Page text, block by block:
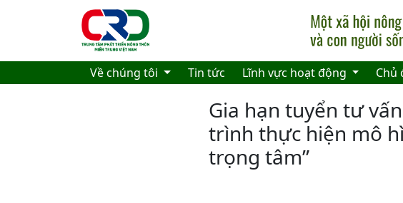
Skip to main content
Về chúng tôi Tin tức Lĩnh vực hoạt động Chủ
Gia hạn tuyển tư
trình thực hiện mô
trọng tâm”